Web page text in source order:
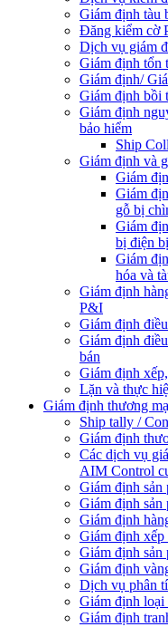
Giám định tàu
Đăng kiểm cờ
Dịch vụ giám
Giám định tổn
Giám định/
Giám định bồi
Giám định
bảo hiểm
Ship
Giám định và
Giám
Giám
gỗ bị
Giám
bị điện
Giám
hóa và
Giám định
P&I
Giám định
Giám định
bán
Giám định
Lặn và thực
Giám định thương
Ship tally /
Giám định
Các dịch vụ
AIM Control
Giám định sản
Giám định sản
Giám định
Giám định xếp
Giám định sản
Giám định
Dịch vụ phân
Giám định loại
Giám định